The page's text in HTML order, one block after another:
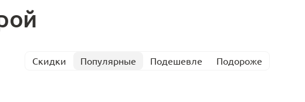
Скидки Популярные Подешевле Подороже